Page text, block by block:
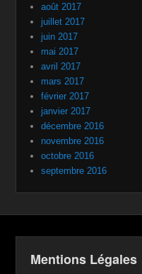
août 2017
juillet 2017
juin 2017
mai 2017
avril 2017
mars 2017
février 2017
janvier 2017
décembre 2016
novembre 2016
octobre 2016
septembre 2016
Mentions Légales